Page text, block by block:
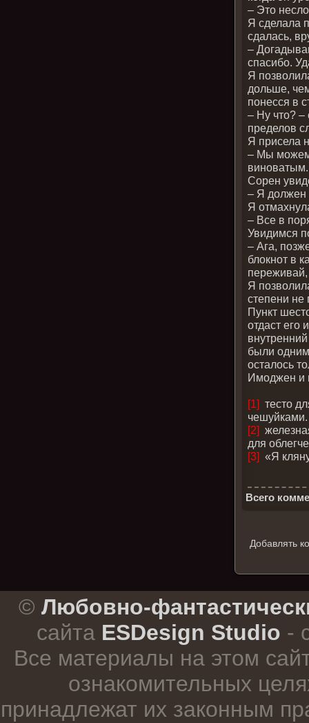
– Это
Я сделала
сдалась,
–
спасибо.
Я
дольше,
понесся в
– Ну что? –
пределов
Я присела
– Мы можем
Сорен
– Я должен
Я
– Все в
Увидимся
– Ага,
блокнот в
Я
степени
Пункт
отдаст его
были
осталось
Имоджен и
[1] тесто
чешуйками.
[2]
для
[3] «Я
Всего
Добавлять
© Любовно-
сайта ESDesign Studio -
Все материалы на этом
ознакомительных
принадлежат их законным